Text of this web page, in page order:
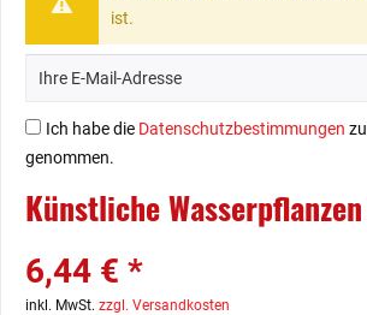
ist.
Ich habe die Datenschutzbestimmungen
genommen.
Künstliche
6,44 € *
inkl. MwSt. zzgl. Versandkosten